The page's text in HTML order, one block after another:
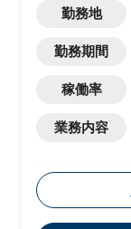
勤務地
勤務期間
稼働率
業務内容